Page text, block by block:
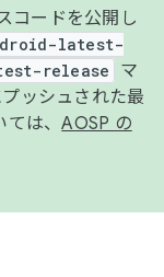
コードを公開し
latest-
release
マ
ッシュされた最
ては、AOSP の